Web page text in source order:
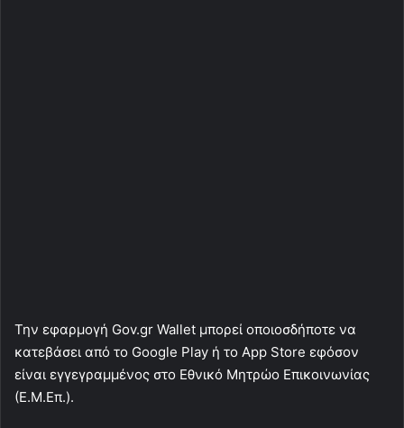
Την εφαρμογή Gov.gr Wallet μπορεί οποιοσδήποτε να
κατεβάσει από το Google Play ή το App Store εφόσον
είναι εγγεγραμμένος στο Εθνικό Μητρώο Επικοινωνίας
(Ε.Μ.Επ.).